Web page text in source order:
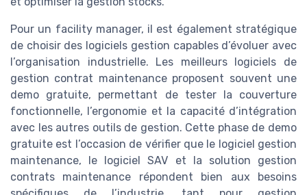
Pour un facility manager, il est également stratégique
de choisir des logiciels gestion capables d’évoluer avec
l’organisation industrielle. Les meilleurs logiciels de
gestion contrat maintenance proposent souvent une
demo gratuite, permettant de tester la couverture
fonctionnelle, l’ergonomie et la capacité d’intégration
avec les autres outils de gestion. Cette phase de demo
gratuite est l’occasion de vérifier que le logiciel gestion
maintenance, le logiciel SAV et la solution gestion
contrats maintenance répondent bien aux besoins